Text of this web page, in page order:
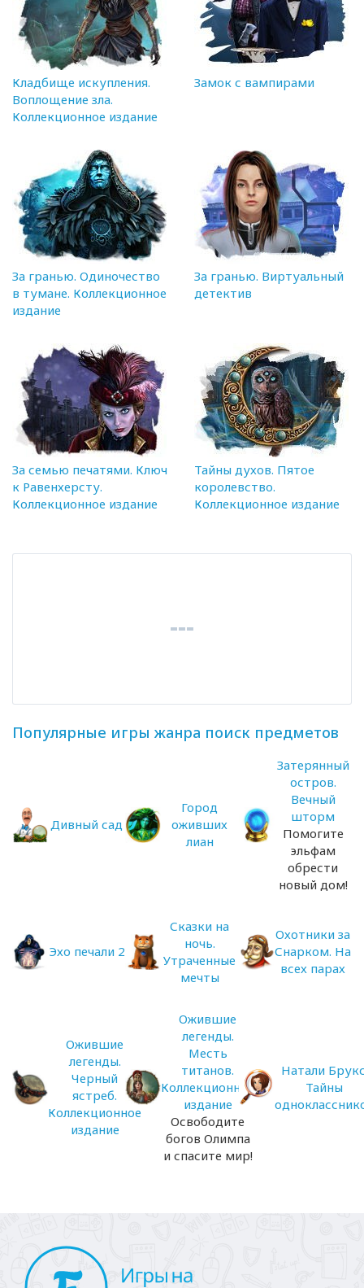
Кладбище искупления.
Воплощение зла.
Коллекционное издание
Замок с вампирами
За гранью. Одиночество
в тумане. Коллекционное
издание
За гранью. Виртуальный
детектив
За семью печатями. Ключ
к Равенхерсту.
Коллекционное издание
Тайны духов. Пятое
королевство.
Коллекционное издание
Популярные игры жанра поиск предметов
Дивный сад
Город
оживших
лиан
Затерянный
остров.
Вечный
шторм
Помогите
эльфам
обрести
новый дом!
Эхо печали 2
Сказки на
ночь.
Утраченные
мечты
Охотники за
Снарком. На
всех парах
Ожившие
легенды.
Черный
ястреб.
Коллекционное
издание
Ожившие
легенды.
Месть
титанов.
Коллекционное
издание
Освободите
богов Олимпа
и спасите мир!
Натали
Тайны